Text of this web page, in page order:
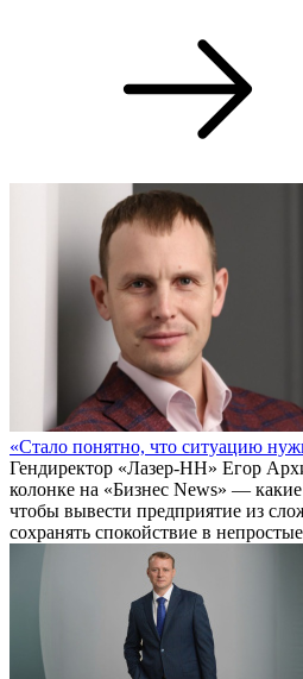
«Стало понятно, что ситуацию
Гендиректор «Лазер-НН» Егор
колонке на «Бизнес News» —
чтобы вывести предприятие из
сохранять спокойствие в